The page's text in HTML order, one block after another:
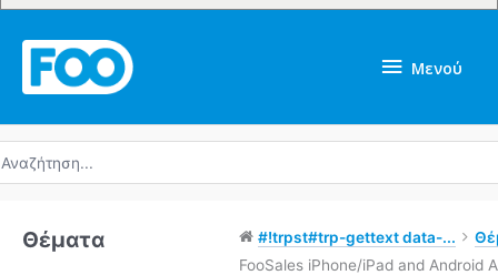
Μενού
Θέματα #!trpst#trp-gettext data-...
FooSales iPhone/iPad and Android